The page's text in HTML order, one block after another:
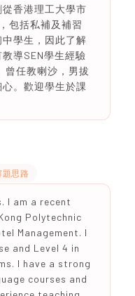
香港理工大學市
包括私補及補習
學生，因此了解
導SEN學生經驗
曾任教喇沙，男拔
。歡迎學生於課
題思路
I am a recent
Polytechnic
Management. I
and Level 4 in
I have a strong
courses and